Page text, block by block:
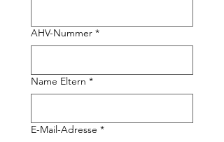
AHV-Nummer *
Name Eltern *
E-Mail-Adresse *